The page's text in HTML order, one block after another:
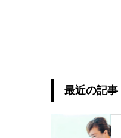
最近の記事